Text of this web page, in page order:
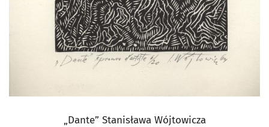
„Dante” Stanisława Wójtowicza